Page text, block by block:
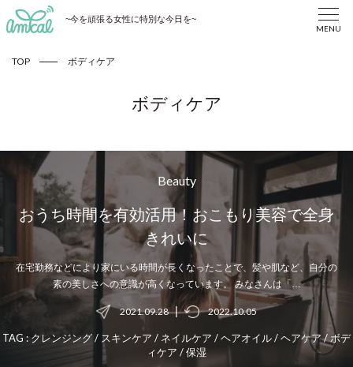
~今を頑張る女性に特別な今日を~
MENU
TOP ボディケア
ボディケア
Beauty
おうち時間を有効活用！おこもり美容で全身
きれいに
在宅勤務などにより家にいる時間が長くなったことで、髪や肌など、自分の
素の美しさへの意識が高くなっています。 みなさんは「…
2021.09.28 | 2022.10.05
TAG : クレンジング/ スキンケア / ネイルケア /ヘアオイル/ヘアケア/ ボデ
ィケア /保湿